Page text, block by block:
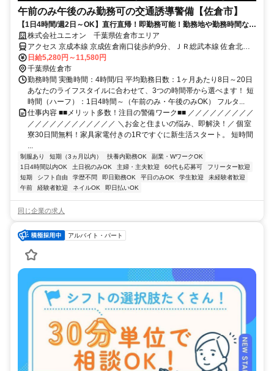
午前のみ午後のみ勤務可の交通誘導警備【佐倉市】
【1日4時間/週2日～OK】直行直帰！即勤務可能！勤務地や勤務時間など
ライフスタイルに合わせて働ける
株式会社ユニオン 千葉県佐倉市エリア
アクセス 京成本線 京成佐倉南口徒歩約9分、ＪＲ総武本線 佐倉北口
徒歩約22分、ＪＲ総武本線 佐倉北口徒歩約22分 千葉県佐倉市エリア
（井野駅、大佐倉駅、京成臼井駅、京成佐倉駅、公園駅、佐倉駅、志
津駅、女子大駅等）
日給5,280円～11,580円
千葉県佐倉市
勤務時間 実働時間：4時間/日 平均勤務日数：1ヶ月あたり8日～20日
あなたのライフスタイルに合わせて、3つの時間帯から選べます！ 短
時間（ハーフ）：1日4時間～（午前のみ・午後のみOK） フルタ...
仕事内容 ■■メリット多数！注目の警備ワーク■■ ／／／／／／／／／
／／／／／／／／／／／／ ＼お金と住まいの悩み、即解決！／ 個室
寮30日間無料！家具家電付きの1Rですぐに新生活スタート。 短時間
制服あり 短期（3ヵ月以内） 扶養内勤務OK
副業・WワークOK
1日4時間以内OK
土日祝のみOK 主婦・主夫歓迎 60代も応募可
フリーター歓迎
短期
シフト自由 学歴不問 即日勤務OK 平日のみOK 学生歓迎
未経験者歓迎
午前
経験者歓迎 ネイルOK 即日払いOK
同じ企業の求人
アルバイト・パート